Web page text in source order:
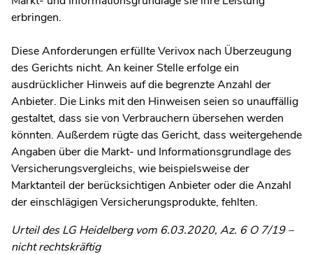
erbringen.
Diese Anforderungen erfüllte Verivox nach Überzeugung
des Gerichts nicht. An keiner Stelle erfolge ein
ausdrücklicher Hinweis auf die begrenzte Anzahl der
Anbieter. Die Links mit den Hinweisen seien so unauffällig
gestaltet, dass sie von Verbrauchern übersehen werden
könnten. Außerdem rügte das Gericht, dass weitergehende
Angaben über die Markt- und Informationsgrundlage des
Versicherungsvergleichs, wie beispielsweise der
Marktanteil der berücksichtigen Anbieter oder die Anzahl
der einschlägigen Versicherungsprodukte, fehlten.
Urteil des LG Heidelberg vom 6.03.2020, Az. 6 O 7/19 –
nicht rechtskräftig